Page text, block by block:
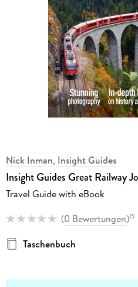
Nick Inman, Insight Guides
Insight Guides Great Railway
Travel Guide with eBook
(0 Bewertungen)15
Taschenbuch